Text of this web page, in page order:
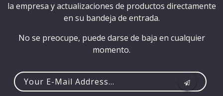
la empresa y actualizaciones de productos directamente
en su bandeja de entrada.
No se preocupe, puede darse de baja en cualquier
momento.